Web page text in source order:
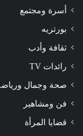
أسرة ومجتمع
بورتريه
ثقافة وأدب
رائدات TV
صحة وجمال
فن ومشاهير
قضايا المرأة